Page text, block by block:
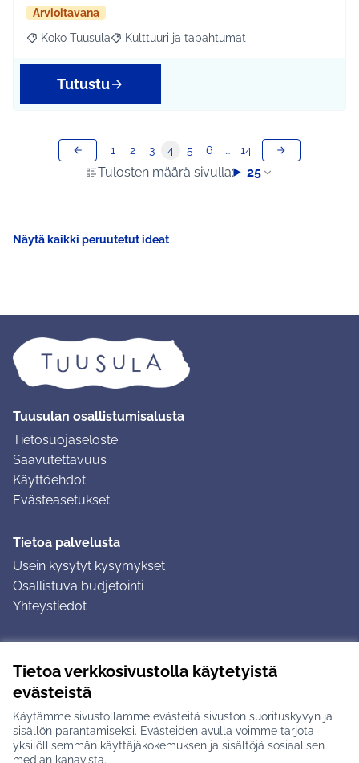
Tietoa verkkosivustolla käytetyistä
evästeistä
Käytämme sivustollamme evästeitä sivuston suorituskyvyn ja
sisällön parantamiseksi. Evästeiden avulla voimme tarjota
yksilöllisemmän käyttäjäkokemuksen ja sisältöjä sosiaalisen
median kanavista.
Arvioitavana
Rajaa tulokset aihepiirin mukaan: Koko Tuusula
Koko Tuusula Rajaa tulokset teeman mukaan: Kulttuuri ja
Kulttuuri ja tapahtumat
Tutustu
Tulosten määrä sivulla: 25
1 2 3 4 5 6 … 14
Näytä kaikki peruutetut ideat
Tuusulan osallistumisalusta
Tietosuojaseloste
Saavutettavuus
Käyttöehdot
Evästeasetukset
Tietoa palvelusta
Usein kysytyt kysymykset
Osallistuva budjetointi
Yhteystiedot
Ohjeet kirjautumiseen
Ohjeet kommentin jättämiseen